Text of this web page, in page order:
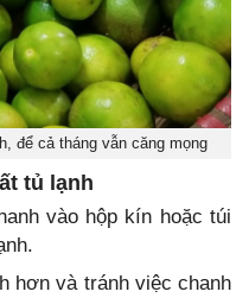
để cả tháng vẫn căng mọng
tủ lạnh
vào hộp kín hoặc túi
hơn và tránh việc chanh